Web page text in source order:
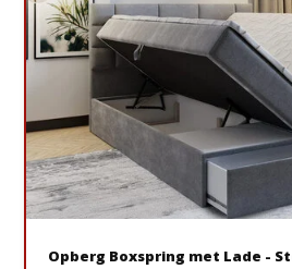
Opberg Boxspring met Lade -